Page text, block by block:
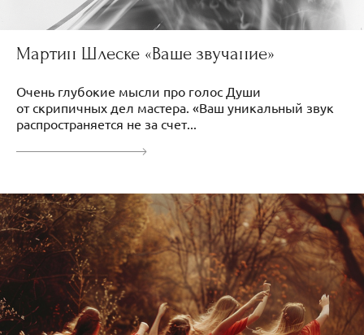
Мартин Шлеске «Ваше звучание»
Очень глубокие мысли про голос Души
от скрипичных дел мастера. «Ваш уникальный звук
распространяется не за счет...